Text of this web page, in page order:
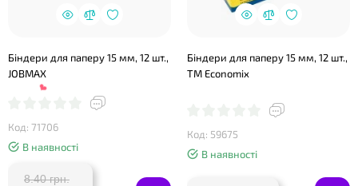
Біндери для паперу 15 мм, 12 шт.,
JOBMAX
Код: 71706
В наявності
8.40 грн.
Біндери для паперу 15 мм, 12 шт.,
ТМ Economix
Код: 59675
В наявності